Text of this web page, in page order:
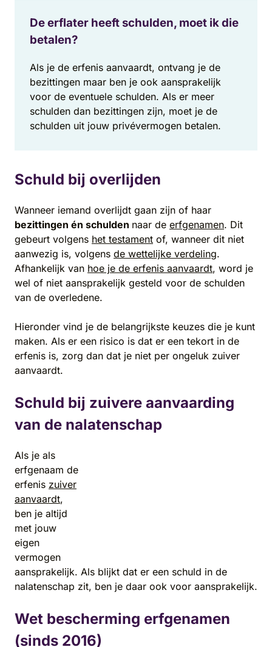
De erflater heeft schulden, moet ik die
betalen?
Als je de erfenis aanvaardt, ontvang je de
bezittingen maar ben je ook aansprakelijk
voor de eventuele schulden. Als er meer
schulden dan bezittingen zijn, moet je de
schulden uit jouw privévermogen betalen.
Schuld bij overlijden
Wanneer iemand overlijdt gaan zijn of haar
bezittingen én schulden naar de erfgenamen. Dit
gebeurt volgens het testament of, wanneer dit niet
aanwezig is, volgens de wettelijke verdeling.
Afhankelijk van hoe je de erfenis aanvaardt, word je
wel of niet aansprakelijk gesteld voor de schulden
van de overledene.
Hieronder vind je de belangrijkste keuzes die je kunt
maken. Als er een risico is dat er een tekort in de
erfenis is, zorg dan dat je niet per ongeluk zuiver
aanvaardt.
Schuld bij zuivere aanvaarding
van de nalatenschap
Als je als
erfgenaam de
erfenis zuiver
aanvaardt,
ben je altijd
met jouw
eigen
vermogen
aansprakelijk. Als blijkt dat er een schuld in de
nalatenschap zit, ben je daar ook voor aansprakelijk.
Wet bescherming erfgenamen
(sinds 2016)